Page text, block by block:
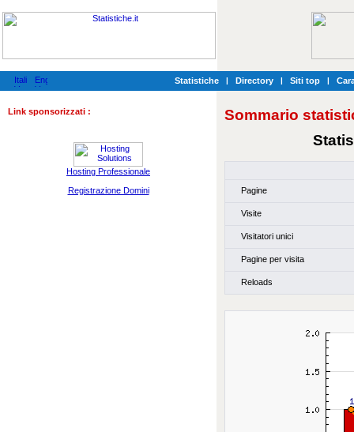
Statistiche | Directory | Siti top |
Link sponsorizzati :
Hosting Professionale
Registrazione Domini
Sommario
Pagine
Visite
Visitatori unici
Pagine per visita
Reloads